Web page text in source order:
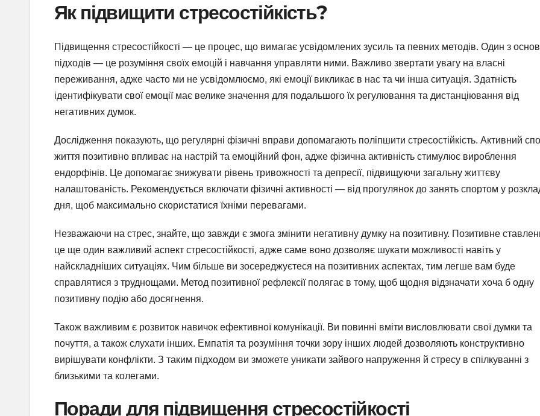
Як підвищити стресостійкість?
Підвищення стресостійкості — це процес, що вимагає усвідомлених зусиль та певних методів. Один з
підходів — це розуміння своїх емоцій і навчання управляти ними. Важливо звертати увагу на власні
переживання, адже часто ми не усвідомлюємо, які емоції викликає в нас та чи інша ситуація. Здатність
ідентифікувати свої емоції має велике значення для подальшого їх регулювання та дистанціювання від
негативних думок.
Дослідження показують, що регулярні фізичні вправи допомагають поліпшити стресостійкість. Активний
життя позитивно впливає на настрій та емоційний фон, адже фізична активність стимулює вироблення
ендорфінів. Це допомагає знижувати рівень тривожності та депресії, підвищуючи загальну життєву
налаштованість. Рекомендується включати фізичні активності — від прогулянок до занять спортом у
дня, щоб максимально скористатися їхніми перевагами.
Незважаючи на стрес, знайте, що завжди є змога змінити негативну думку на позитивну. Позитивне
це ще один важливий аспект стресостійкості, адже саме воно дозволяє шукати можливості навіть у
найскладніших ситуаціях. Чим більше ви зосереджуєтеся на позитивних аспектах, тим легше вам буде
справлятися з труднощами. Метод позитивної рефлексії полягає в тому, щоб щодня відзначати хоча б одну
позитивну подію або досягнення.
Також важливим є розвиток навичок ефективної комунікації. Ви повинні вміти висловлювати свої думки та
почуття, а також слухати інших. Емпатія та розуміння точки зору інших людей дозволяють конструктивно
вирішувати конфлікти. З таким підходом ви зможете уникати зайвого напруження й стресу в спілкуванні з
близькими та колегами.
Поради для підвищення стресостійкості